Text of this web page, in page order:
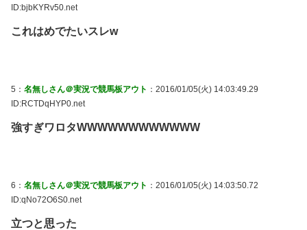
ID:bjbKYRv50.net
これはめでたいスレw
5： 名無しさん＠実況で競馬板アウト ：2016/01/05(火) 14:03:49.29
ID:RCTDqHYP0.net
強すぎワロタWWWWWWWWWWWW
6： 名無しさん＠実況で競馬板アウト ：2016/01/05(火) 14:03:50.72
ID:qNo72O6S0.net
立つと思った